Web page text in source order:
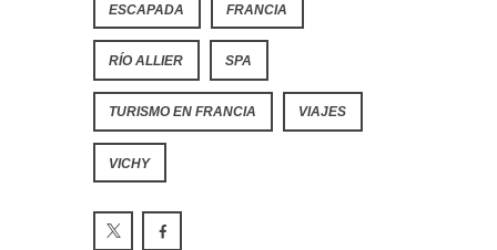
ESCAPADA FRANCIA
RÍO ALLIER SPA
TURISMO EN FRANCIA VIAJES
VICHY